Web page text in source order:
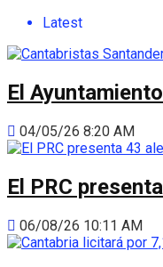
Latest
El
04/05/26 8:20 AM
El PRC
06/08/26 10:11 AM